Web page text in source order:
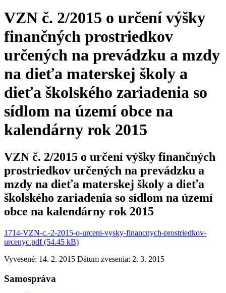
VZN č. 2/2015 o určení výšky
finančných prostriedkov
určených na prevádzku a mzdy
na dieťa materskej školy a
dieťa školského zariadenia so
sídlom na území obce na
kalendárny rok 2015
VZN č. 2/2015 o určení výšky finančných
prostriedkov určených na prevádzku a
mzdy na dieťa materskej školy a dieťa
školského zariadenia so sídlom na území
obce na kalendárny rok 2015
1714-VZN-c.-2-2015-o-urceni-vysky-financnych-prostriedkov-
urcenyc.pdf (54.45 kB)
Vyvesené: 14. 2. 2015 Dátum zvesenia: 2. 3. 2015
Samospráva